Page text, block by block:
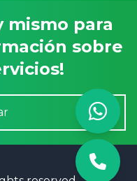
mismo para
sobre